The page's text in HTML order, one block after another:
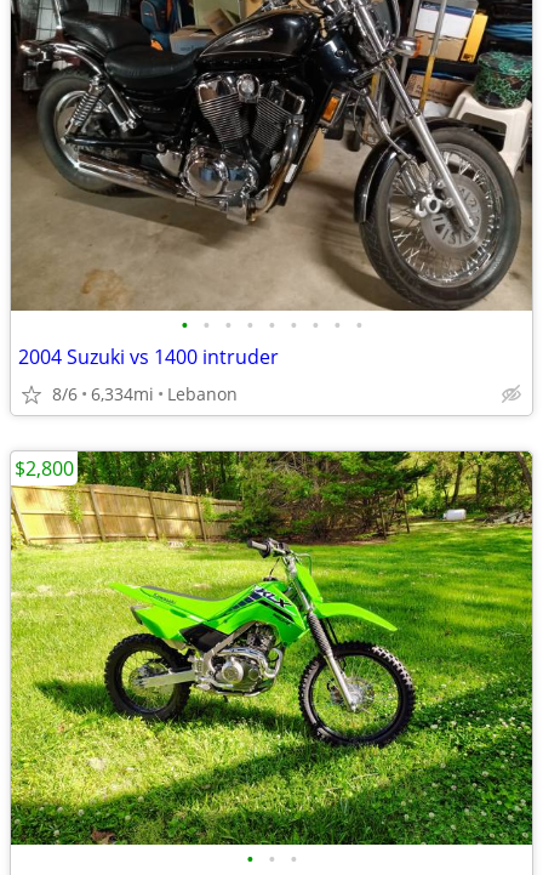
• • • • • • • • •
2004 Suzuki vs 1400 intruder
8/6 6,334mi Lebanon
• • •
$2,800